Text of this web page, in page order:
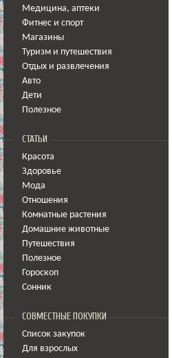
Медицина, аптеки
Фитнес и спорт
Магазины
Туризм и путешествия
Отдых и развлечения
Авто
Дети
Полезное
СТАТЬИ
Красота
Здоровье
Мода
Отношения
Комнатные растения
Домашние животные
Путешествия
Полезное
Гороскоп
Сонник
СОВМЕСТНЫЕ ПОКУПКИ
Список закупок
Для взрослых